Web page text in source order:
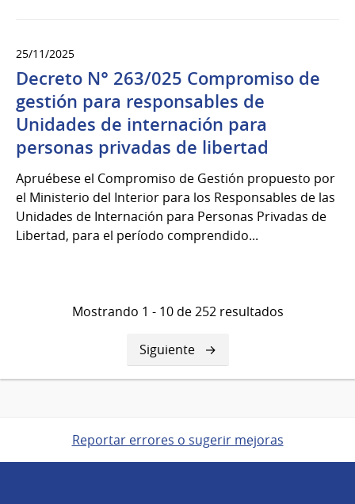
25/11/2025
Decreto N° 263/025 Compromiso de
gestión para responsables de
Unidades de internación para
personas privadas de libertad
Apruébese el Compromiso de Gestión propuesto por
el Ministerio del Interior para los Responsables de las
Unidades de Internación para Personas Privadas de
Libertad, para el período comprendido...
Mostrando 1 - 10 de 252 resultados
Siguiente
página
Siguiente
Reportar errores o sugerir mejoras